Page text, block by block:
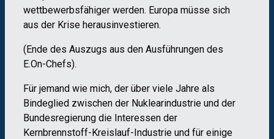
wettbewerbsfähiger werden. Europa müsse sich
aus der Krise herausinvestieren.
(Ende des Auszugs aus den Ausführungen des
E.On-Chefs).
Für jemand wie mich, der über viele Jahre als
Bindeglied zwischen der Nuklearindustrie und der
Bundesregierung die Interessen der
Kernbrennstoff-Kreislauf-Industrie und für einige